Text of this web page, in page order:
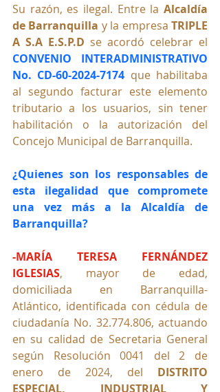
Su razón, es ilegal. Entre la Alcaldía
de Barranquilla y la empresa TRIPLE
A S.A E.S.P.D
CONVENIO INTERADMINISTRATIVO
No. CD-60-2024-7174 que habilitaba
al segundo facturar este elemento
tributario a los usuarios, sin tener
habilitación o la autorización del
Concejo Municipal de Barranquilla.
¿Quienes son los responsables de
esta ilegalidad que compromete
una vez más a la Alcaldía de
Barranquilla?
-MARÍA TERESA FERNÁNDEZ
IGLESIAS, mayor de edad,
domiciliada en Barranquilla-
Atlántico, identificada con cédula de
ciudadanía No. 32.774.806, actuando
en su calidad de Secretaria General
según Resolución 0041 del 2 de
enero de 2024, del DISTRITO
ESPECIAL, INDUSTRIAL Y